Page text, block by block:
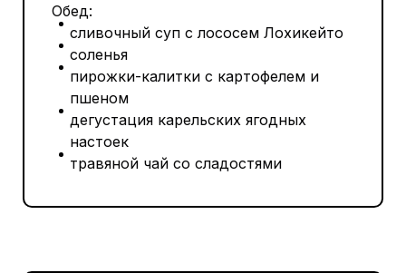
Обед:
сливочный суп с лососем Лохикейто
соленья
пирожки-калитки с картофелем и
пшеном
дегустация карельских ягодных
настоек
травяной чай со сладостями